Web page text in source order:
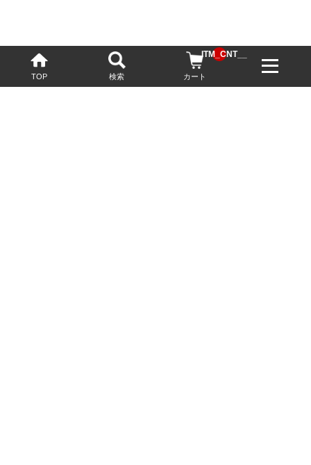
TOP 検索 カート
__ITM_CNT__